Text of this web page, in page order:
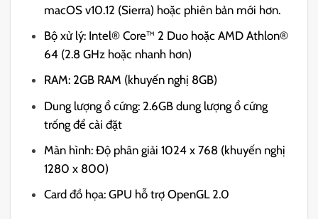
macOS v10.12 (Sierra) hoặc phiên bản mới hơn.
Bộ xử lý: Intel® Core™ 2 Duo hoặc AMD Athlon®
64 (2.8 GHz hoặc nhanh hơn)
RAM: 2GB RAM (khuyến nghị 8GB)
Dung lượng ổ cứng: 2.6GB dung lượng ổ cứng
trống để cài đặt
Màn hình: Độ phân giải 1024 x 768 (khuyến nghị
1280 x 800)
Card đồ họa: GPU hỗ trợ OpenGL 2.0